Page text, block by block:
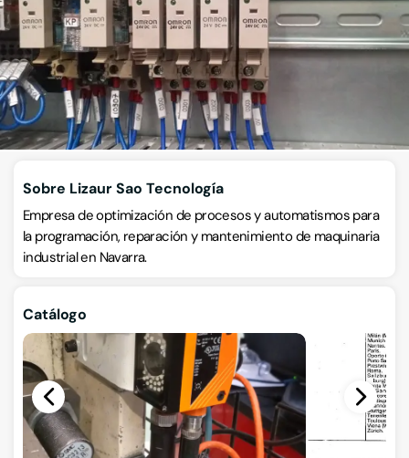
Calle J Nave 27, Pol. Ind. Mutilva, 31192, Mutilva, Navarra
VISITAR WEB CÓMO LLEGAR
Llamar ahora
Sobre Lizaur Sao Tecnología
Empresa de optimización de procesos y automatismos para
la programación, reparación y mantenimiento de maquinaria
industrial en Navarra.
Catálogo